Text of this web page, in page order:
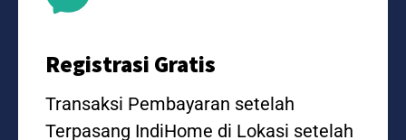
Registrasi Gratis
Transaksi Pembayaran setelah
Terpasang IndiHome di Lokasi setelah